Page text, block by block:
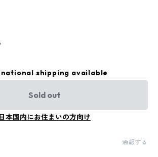
shipping available
Sold out
日本国内にお住まいの方向け
通報する